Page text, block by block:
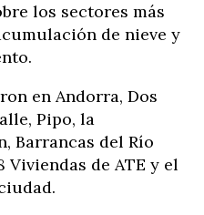
los sectores más
de nieve y
en Andorra, Dos
Pipo, la
Barrancas del Río
Viviendas de ATE y el